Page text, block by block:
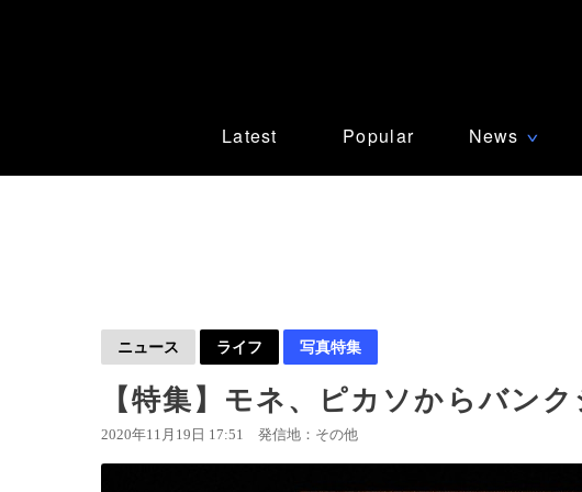
Latest Popular News ∨
ニュース ライフ 写真特集
【特集】モネ、ピカソからバン
2020年11月19日 17:51 発信地：その他